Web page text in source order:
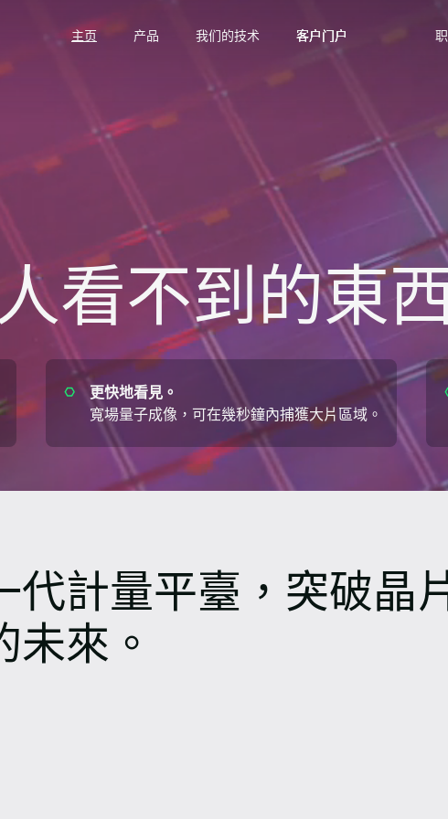
主页 产品 我们的技术 客户门户
客户门户
客户门户
看不到的東
更快地看見。
寬場量子成像，可在幾秒鐘內捕獲大片區域。
代計量平臺，突破晶
未來。